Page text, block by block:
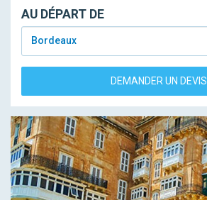
AU DÉPART DE
Bordeaux
DEMANDER UN DEVIS